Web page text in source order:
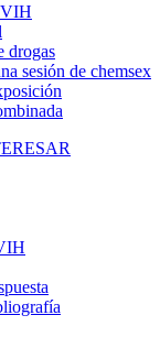
drogas
sesión de chemsex